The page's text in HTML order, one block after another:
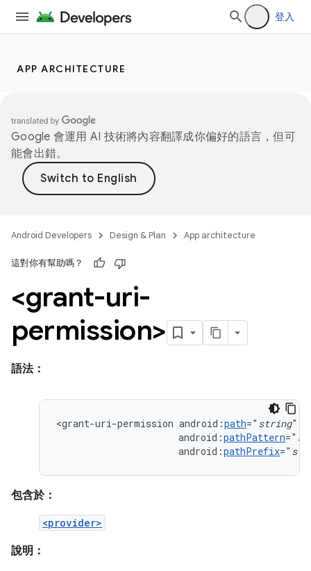
登入
APP ARCHITECTURE
Google 會運用 AI 技術將內容翻譯成你偏好的語言，但可
能會出錯。
Android Developers Design & Plan App architecture
這對你有幫助嗎？
<grant-uri-
permission>
語法：
<grant-uri-permission android:path=" string
android:pathPattern="
android:pathPrefix="
包含於：
<provider>
說明：